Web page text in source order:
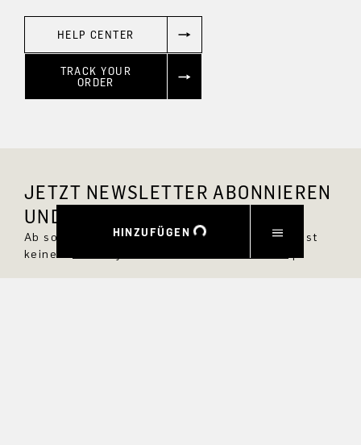
HINZUFÜGEN
HELP CENTER
TRACK YOUR
ORDER
JETZT NEWSLETTER ABONNIEREN
UND 10 % RABATT SICHERN.
Ab sofort bist Du immer up to date und verpasst
keine neuen Styles im DRYKORN Online Shop.